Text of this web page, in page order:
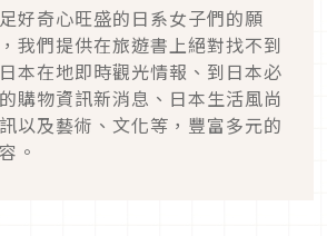
好奇心旺盛的日系女子們的願
我們提供在旅遊書上絕對找不到
本在地即時觀光情報、到日本必
購物資訊新消息、日本生活風尚
以及藝術、文化等，豐富多元的
。